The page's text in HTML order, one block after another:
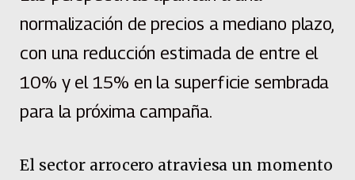
normalización de precios a mediano plazo,
con una reducción estimada de entre el
10% y el 15% en la superficie sembrada
para la próxima campaña.
El sector arrocero atraviesa un momento